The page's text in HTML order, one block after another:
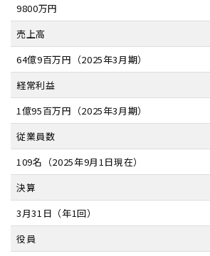
9800万円
売上高
64億9百万円（2025年3月期）
経常利益
1億95百万円（2025年3月期）
従業員数
109名（2025年9月1日現在）
決算
3月31日（年1回）
役員